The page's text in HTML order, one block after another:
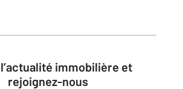
rejoignez-nous